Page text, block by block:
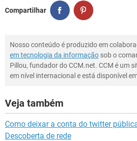
Compartilhar
Nosso conteúdo é produzido em
em tecnologia da informação sob o
Pillou, fundador do CCM.net. CCM é um
em nível internacional e está disponível
Veja também
Como deixar a conta do twitter
Descoberta de rede